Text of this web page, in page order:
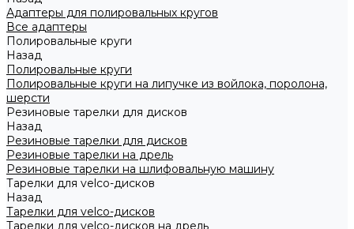
Адаптеры для полировальных кругов
Все адаптеры
Полировальные круги
Назад
Полировальные круги
Полировальные круги на липучке из войлока, поролона,
шерсти
Резиновые тарелки для дисков
Назад
Резиновые тарелки для дисков
Резиновые тарелки на дрель
Резиновые тарелки на шлифовальную машину
Тарелки для velco-дисков
Назад
Тарелки для velco-дисков
Тарелки для velco-дисков на дрель